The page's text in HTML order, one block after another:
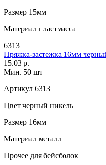
Размер 15мм
Материал пластмасса
6313
Пряжка-застежка 16мм
15.03 р.
Мин. 50 шт
Артикул 6313
Цвет черный никель
Размер 16мм
Материал металл
Прочее для бейсболок